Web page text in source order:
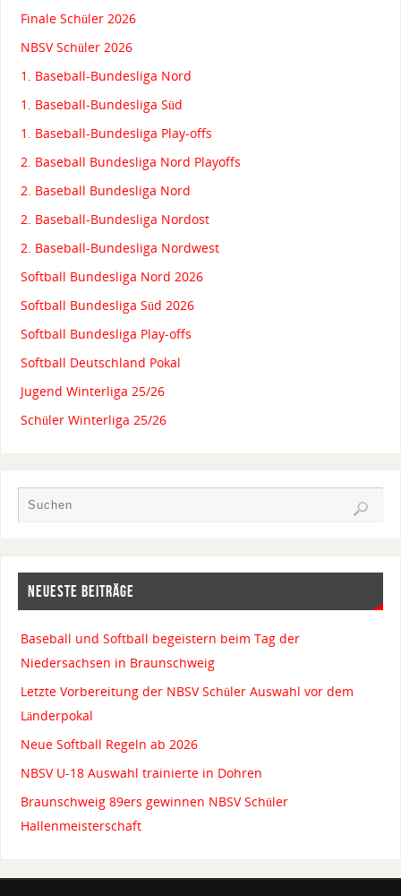
Finale Schüler 2026
NBSV Schüler 2026
1. Baseball-Bundesliga Nord
1. Baseball-Bundesliga Süd
1. Baseball-Bundesliga Play-offs
2. Baseball Bundesliga Nord Playoffs
2. Baseball Bundesliga Nord
2. Baseball-Bundesliga Nordost
2. Baseball-Bundesliga Nordwest
Softball Bundesliga Nord 2026
Softball Bundesliga Süd 2026
Softball Bundesliga Play-offs
Softball Deutschland Pokal
Jugend Winterliga 25/26
Schüler Winterliga 25/26
NEUESTE BEITRÄGE
Baseball und Softball begeistern beim Tag der
Niedersachsen in Braunschweig
Letzte Vorbereitung der NBSV Schüler Auswahl vor dem
Länderpokal
Neue Softball Regeln ab 2026
NBSV U-18 Auswahl trainierte in Dohren
Braunschweig 89ers gewinnen NBSV Schüler
Hallenmeisterschaft